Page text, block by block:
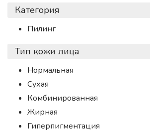
Категория
Пилинг
Тип кожи лица
Нормальная
Сухая
Комбинированная
Жирная
Гиперпигментация